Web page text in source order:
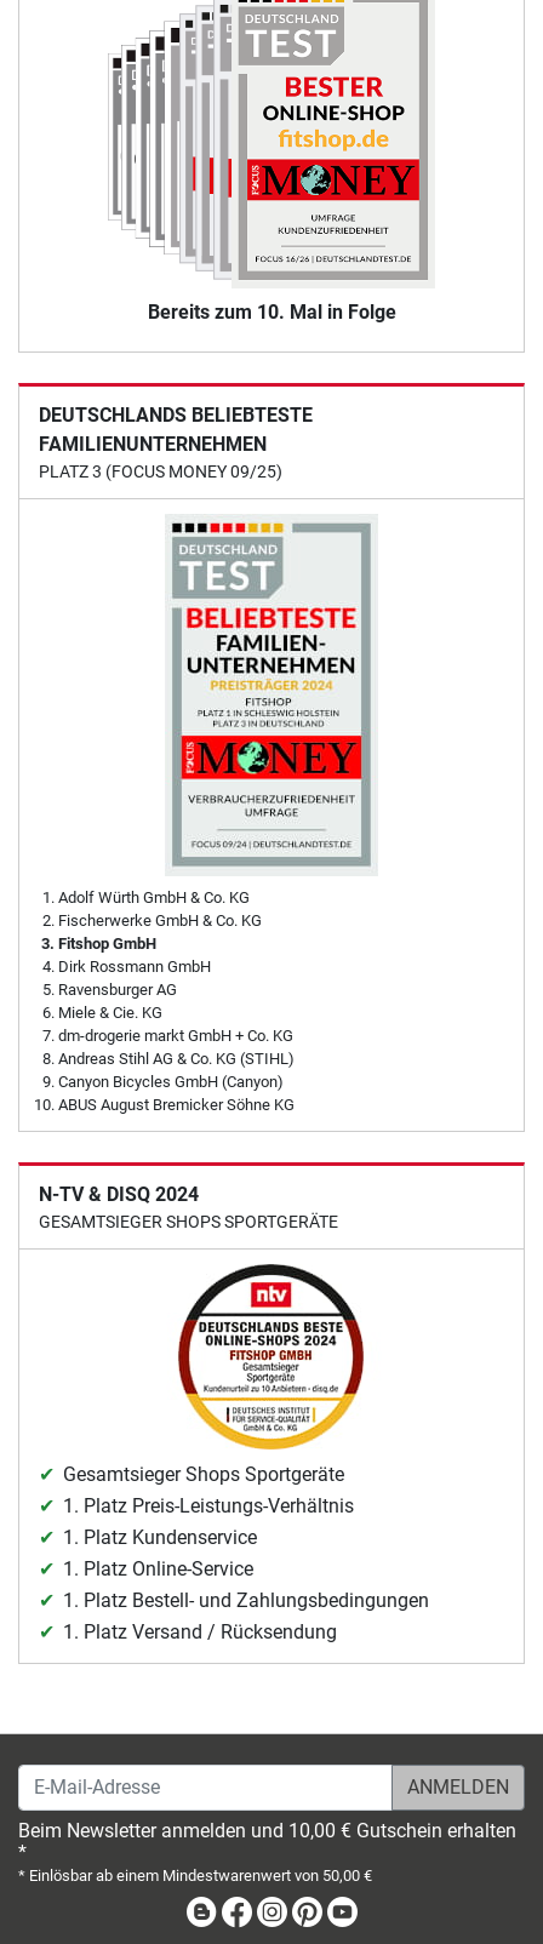
Bereits zum 10. Mal in Folge
DEUTSCHLANDS BELIEBTESTE
FAMILIENUNTERNEHMEN
PLATZ 3 (FOCUS MONEY 09/25)
Adolf Würth GmbH & Co. KG
Fischerwerke GmbH & Co. KG
Fitshop GmbH
Dirk Rossmann GmbH
Ravensburger AG
Miele & Cie. KG
dm-drogerie markt GmbH + Co. KG
Andreas Stihl AG & Co. KG (STIHL)
Canyon Bicycles GmbH (Canyon)
ABUS August Bremicker Söhne KG
N-TV & DISQ 2024
GESAMTSIEGER SHOPS SPORTGERÄTE
Gesamtsieger Shops Sportgeräte
1. Platz Preis-Leistungs-Verhältnis
1. Platz Kundenservice
1. Platz Online-Service
1. Platz Bestell- und Zahlungsbedingungen
1. Platz Versand / Rücksendung
E-Mail-Adresse
Beim Newsletter anmelden und 10,00 € Gutschein erhalten
*
* Einlösbar ab einem Mindestwarenwert von 50,00 €
BlogFacebook
Instagram
Pinterest